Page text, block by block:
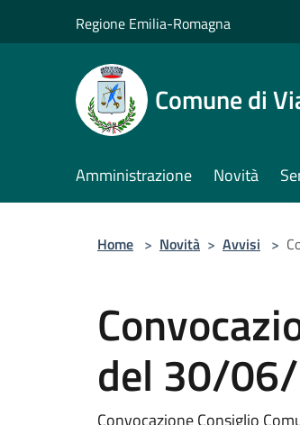
Regione Emilia-Romagna
Comune di
Amministrazione Novità
Home > Novità > Avvisi >
del 30/
Convocazione Consiglio